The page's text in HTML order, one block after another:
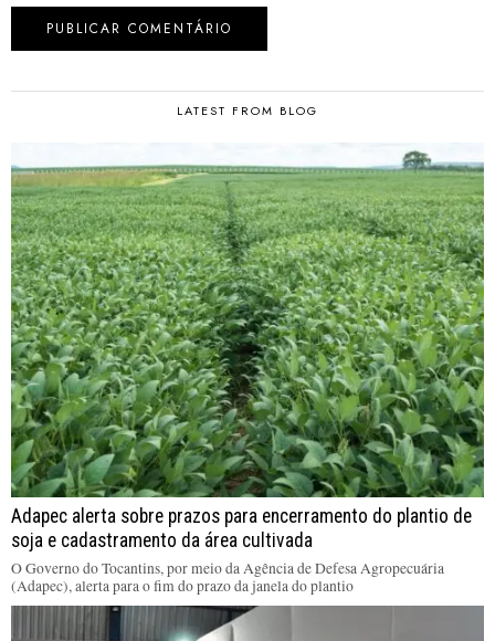
LATEST FROM BLOG
Adapec alerta sobre prazos para encerramento do plantio de
soja e cadastramento da área cultivada
O Governo do Tocantins, por meio da Agência de Defesa Agropecuária
(Adapec), alerta para o fim do prazo da janela do plantio